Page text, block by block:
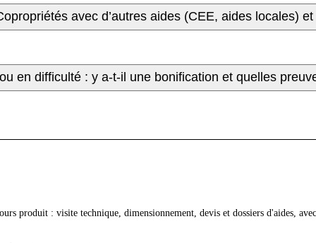
avec d’autres aides (CEE, aides locales)
en difficulté : y a-t-il une bonification et quelles
produit : visite technique, dimensionnement, devis et dossiers d'aides,